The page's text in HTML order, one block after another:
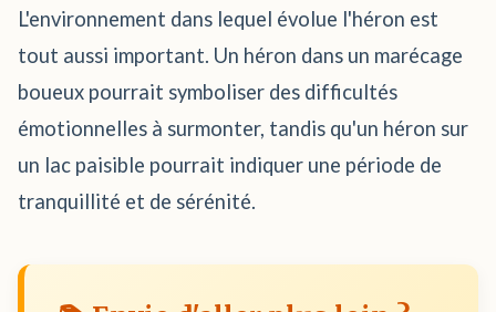
L'environnement dans lequel évolue l'héron est
tout aussi important. Un héron dans un marécage
boueux pourrait symboliser des difficultés
émotionnelles à surmonter, tandis qu'un héron sur
un lac paisible pourrait indiquer une période de
tranquillité et de sérénité.